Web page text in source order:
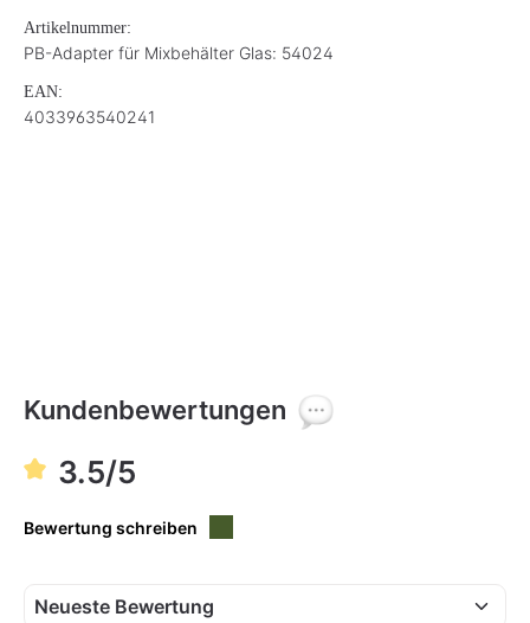
Artikelnummer:
PB-Adapter für Mixbehälter Glas: 54024
EAN:
4033963540241
Kundenbewertungen
3.5/5
Bewertung schreiben